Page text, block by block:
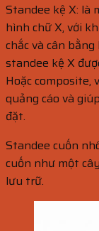
Standee kệ X: là
hình chữ X, với
chắc và cân
standee kệ X
Hoặc composite,
quảng cáo và
đặt.
Standee cuốn
cuốn như một
lưu trữ.